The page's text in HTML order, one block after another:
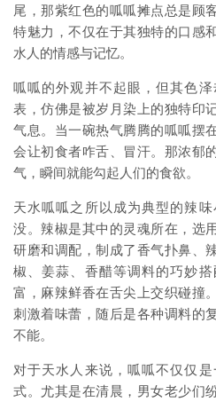
尾，那紫红色的呱呱摊点总是顾
特魅力，不仅在于其独特的口感
水人的情感与记忆。
呱呱的外观并不起眼，但其色
表，仿佛是被岁月染上的独特印
气息。当一碗热气腾腾的呱呱摆
会让初食者咋舌、冒汗。那浓郁
气，瞬间就能勾起人们的食欲。
天水呱呱之所以成为典型的辣
没。辣椒是其中的灵魂所在，选
研磨和调配，制成了香气扑鼻、
椒、姜蒜、香醋等调料的巧妙
富，麻辣鲜香在舌尖上交织碰撞
刺激着味蕾，随后是各种调料的
不能。
对于天水人来说，呱呱不仅仅
式。尤其是在清晨，男女老少们